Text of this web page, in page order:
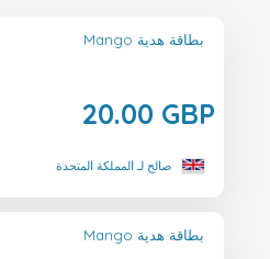
Mango بطاقة هدية
20.00 GBP
صالح لـ المملكة المتحدة
Mango بطاقة هدية